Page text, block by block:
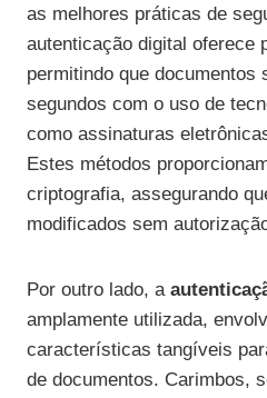
as melhores práticas de
autenticação digital oferece
permitindo que documentos
segundos com o uso de
como assinaturas
Estes métodos
criptografia, assegurando
modificados sem
Por outro lado, a
amplamente utilizada,
características tangíveis
de documentos. Carimbos,